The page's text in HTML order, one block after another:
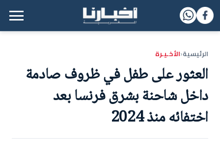
القائمة الرئيسية
الرئيسية‹الأخـيـرة
العثور على طفل في ظروف صادمة
داخل شاحنة بشرق فرنسا بعد
اختفائه منذ 2024